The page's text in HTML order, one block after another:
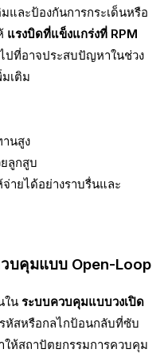
และป้องกันการกระเด็นหรือ
แรงบิดที่แข็งแกร่งที่ RPM
ปที่อาจประสบปัญหาในช่วง
เติม
นสูง
ลูกสูบ
ายได้อย่างราบรื่นและ
บคุมแบบ Open-Loop
ใน ระบบควบคุมแบบวงเปิด
หัสหรือกลไกป้อนกลับที่ซับ
ให้สถาปัตยกรรมการควบคุม